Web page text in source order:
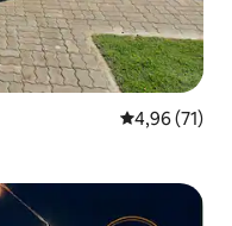
4,96 av 5 i
4,96 (71)